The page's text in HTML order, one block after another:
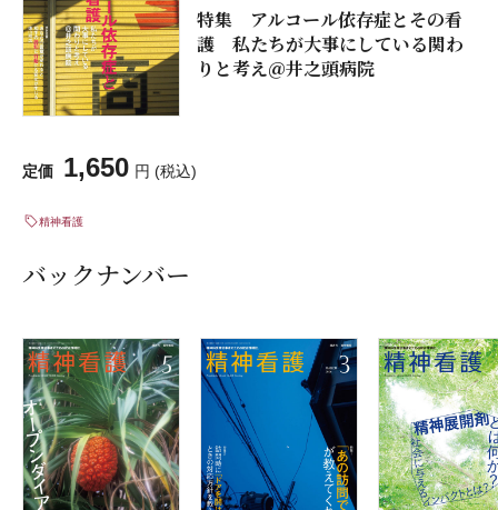
特集 アルコール依存症とその看
護 私たちが大事にしている関わ
りと考え＠井之頭病院
定価 1,650 円 (税込)
精神看護
バックナンバー